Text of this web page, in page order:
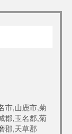
市,山鹿市,菊
郡,玉名郡,菊
郡,天草郡